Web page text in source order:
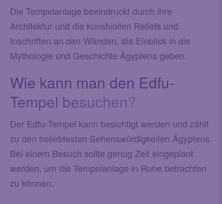
Die Tempelanlage beeindruckt durch ihre
Architektur und die kunstvollen Reliefs und
Inschriften an den Wänden, die Einblick in die
Mythologie und Geschichte Ägyptens geben.
Wie kann man den Edfu-
Tempel besuchen?
Der Edfu-Tempel kann besichtigt werden und zählt
zu den beliebtesten Sehenswürdigkeiten Ägyptens.
Bei einem Besuch sollte genug Zeit eingeplant
werden, um die Tempelanlage in Ruhe betrachten
zu können.